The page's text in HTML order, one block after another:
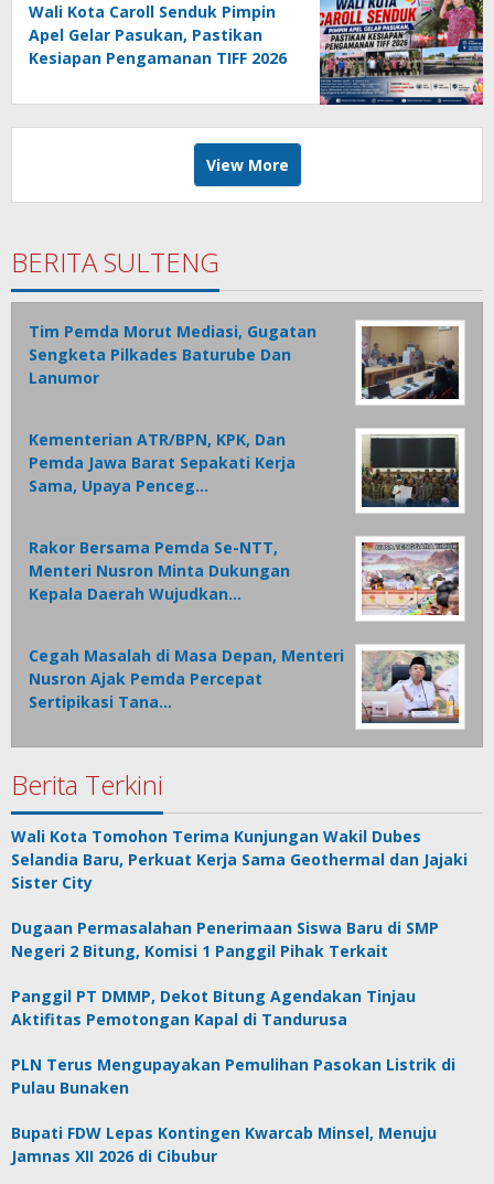
Wali Kota Caroll Senduk Pimpin
Apel Gelar Pasukan, Pastikan
Kesiapan Pengamanan TIFF 2026
View More
BERITA SULTENG
Tim Pemda Morut Mediasi, Gugatan
Sengketa Pilkades Baturube Dan
Lanumor
Kementerian ATR/BPN, KPK, Dan
Pemda Jawa Barat Sepakati Kerja
Sama, Upaya Penceg…
Rakor Bersama Pemda Se-NTT,
Menteri Nusron Minta Dukungan
Kepala Daerah Wujudkan…
Cegah Masalah di Masa Depan, Menteri
Nusron Ajak Pemda Percepat
Sertipikasi Tana…
Berita Terkini
Wali Kota Tomohon Terima Kunjungan Wakil Dubes
Selandia Baru, Perkuat Kerja Sama Geothermal dan Jajaki
Sister City
Dugaan Permasalahan Penerimaan Siswa Baru di SMP
Negeri 2 Bitung, Komisi 1 Panggil Pihak Terkait
Panggil PT DMMP, Dekot Bitung Agendakan Tinjau
Aktifitas Pemotongan Kapal di Tandurusa
PLN Terus Mengupayakan Pemulihan Pasokan Listrik di
Pulau Bunaken
Bupati FDW Lepas Kontingen Kwarcab Minsel, Menuju
Jamnas XII 2026 di Cibubur